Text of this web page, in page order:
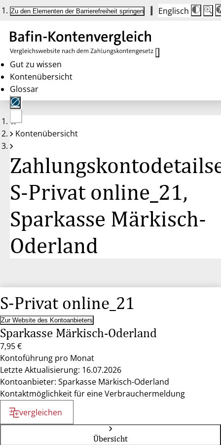
Zu den Elementen der Barrierefreiheit springen Englisch
Die
auf
100
100
Gut zu wissen
Kontenübersicht
Glossar
Keine
Konten
Kontenübersicht
S-Privat online_21,
Sparkasse Märkisch-
Oderland
S-Privat online_21
Zur Website des Kontoanbieters
Sparkasse Märkisch-Oderland
7,95 €
Kontoführung pro Monat
Letzte Aktualisierung: 16.07.2026
Kontoanbieter: Sparkasse Märkisch-Oderland
Kontaktmöglichkeit für eine Verbrauchermeldung
vergleichen
Übersicht